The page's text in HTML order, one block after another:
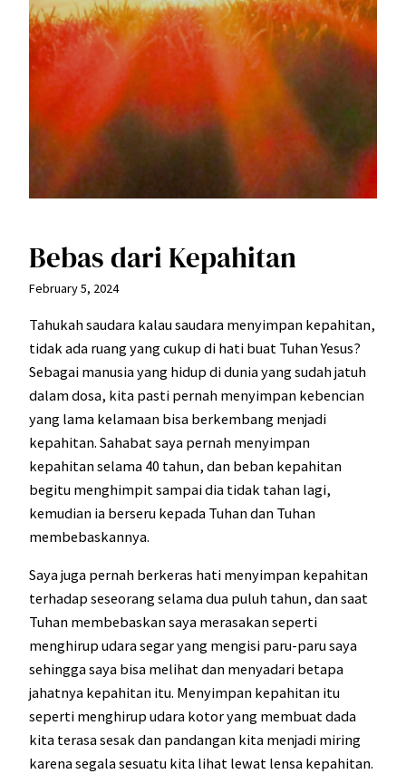
Bebas dari Kepahitan
February 5, 2024
Tahukah saudara kalau saudara menyimpan kepahitan,
tidak ada ruang yang cukup di hati buat Tuhan Yesus?
Sebagai manusia yang hidup di dunia yang sudah jatuh
dalam dosa, kita pasti pernah menyimpan kebencian
yang lama kelamaan bisa berkembang menjadi
kepahitan. Sahabat saya pernah menyimpan
kepahitan selama 40 tahun, dan beban kepahitan
begitu menghimpit sampai dia tidak tahan lagi,
kemudian ia berseru kepada Tuhan dan Tuhan
membebaskannya.
Saya juga pernah berkeras hati menyimpan kepahitan
terhadap seseorang selama dua puluh tahun, dan saat
Tuhan membebaskan saya merasakan seperti
menghirup udara segar yang mengisi paru-paru saya
sehingga saya bisa melihat dan menyadari betapa
jahatnya kepahitan itu. Menyimpan kepahitan itu
seperti menghirup udara kotor yang membuat dada
kita terasa sesak dan pandangan kita menjadi miring
karena segala sesuatu kita lihat lewat lensa kepahitan.